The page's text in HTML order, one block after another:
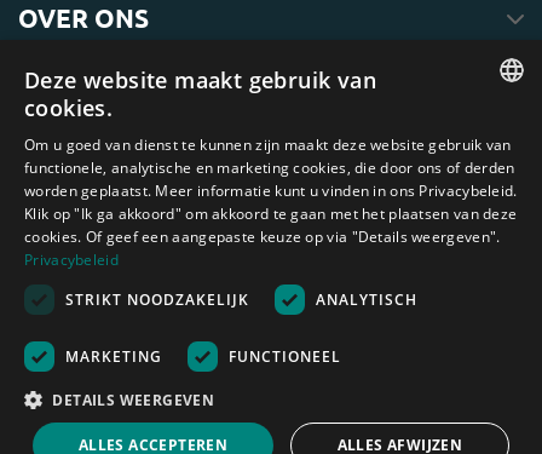
OVER ONS
Amagard.com (Kranendonk B.V.) Geen van de teksten of foto's op deze
website mag zonder schriftelijke toestemming van Kranendonk B.V. worden
Nederland|Deutschland| België|Belgique|
Kingdom
DUTCH
GERMAN
Deze website maakt gebruik van
cookies.
Om u goed van dienst te kunnen zijn maakt deze website gebruik van
functionele, analytische en marketing cookies, die door ons of derden
worden geplaatst. Meer informatie kunt u vinden in ons Privacybeleid.
Klik op "Ik ga akkoord" om akkoord te gaan met het plaatsen van deze
cookies. Of geef een aangepaste keuze op via "Details weergeven".
Privacybeleid
STRIKT NOODZAKELIJK
ANALYTISCH
MARKETING FUNCTIONEEL
DETAILS WEERGEVEN
ALLES ACCEPTEREN ALLES AFWIJZEN